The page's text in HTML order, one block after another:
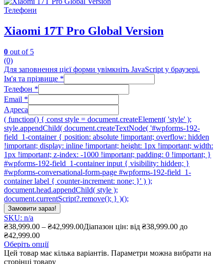
Телефони
Xiaomi 17T Pro Global Version
0 out of 5
(0)
Для заповнення цієї форми увімкніть JavaScript у браузері.
Ім'я та прізвище *
Телефон *
Email *
Адреса
( function() { const style = document.createElement( 'style' );
style.appendChild( document.createTextNode( '#wpforms-192-
field_1-container { position: absolute !important; overflow: hidden
!important; display: inline !important; height: 1px !important; width:
1px !important; z-index: -1000 !important; padding: 0 !important; }
#wpforms-192-field_1-container input { visibility: hidden; }
#wpforms-conversational-form-page #wpforms-192-field_1-
container label { counter-increment: none; }' ) );
document.head.appendChild( style );
document.currentScript?.remove(); } )();
Замовити зараз!
SKU: n/a
₴38,999.00 – ₴42,999.00Діапазон цін: від ₴38,999.00 до
₴42,999.00
Оберіть опції
Цей товар має кілька варіантів. Параметри можна вибрати на
сторінці товару